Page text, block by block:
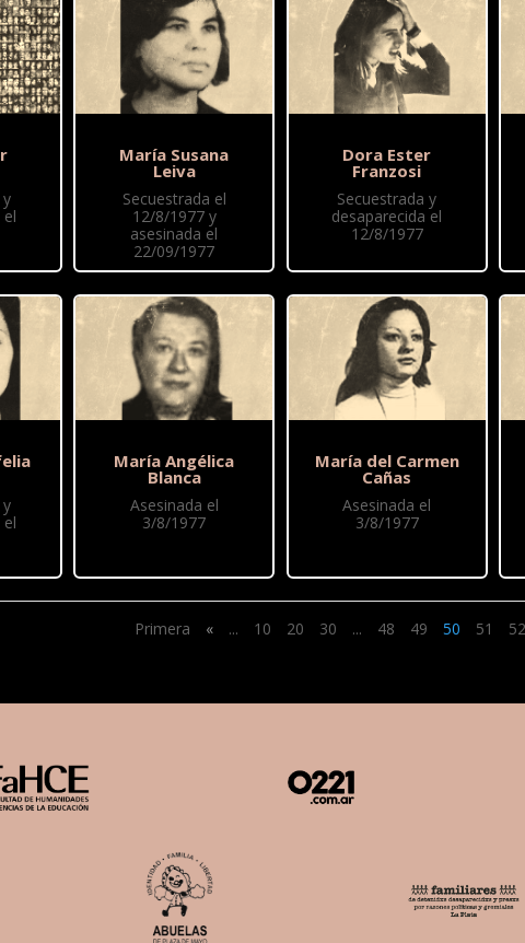
el
el
María Susana
Leiva
Secuestrada el
12/8/1977 y
asesinada el
22/09/1977
María Angélica
Blanca
Asesinada el
3/8/1977
Dora Ester
Franzosi
Secuestrada y
desaparecida el
12/8/1977
María del Carmen
Cañas
Asesinada el
3/8/1977
Primera « ... 10 20 30 ... 48 49 50 51 52